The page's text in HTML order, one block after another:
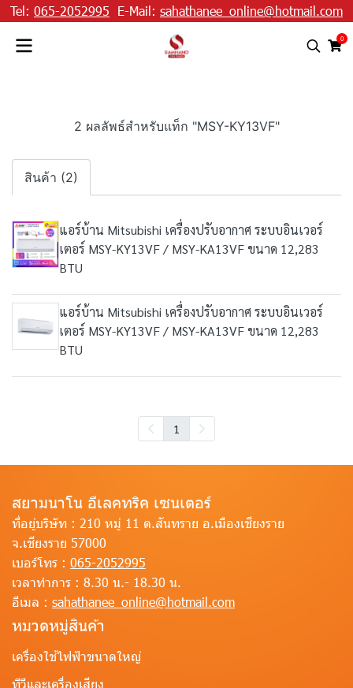
Tel: 065-2052995 E-Mail: sahathanee_online@hotmail.com
0
2 ผลลัพธ์สำหรับแท็ก "MSY-KY13VF"
สินค้า (2)
แอร์บ้าน Mitsubishi เครื่องปรับอากาศ ระบบอินเวอร์
เตอร์ MSY-KY13VF / MSY-KA13VF ขนาด 12,283
BTU
แอร์บ้าน Mitsubishi เครื่องปรับอากาศ ระบบอินเวอร์
เตอร์ MSY-KY13VF / MSY-KA13VF ขนาด 12,283
BTU
1
สยามนาโน อีเลคทริค เซนเตอร์
ที่อยู่บริษัท : 210 หมู่ 11 ต.สันทราย อ.เมืองเชียงราย
จ.เชียงราย 57000
เบอร์โทร : 065-2052995
เวลาทำการ : 8.30 น.- 18.30 น.
อีเมล : sahathanee_online@hotmail.com
หมวดหมู่สินค้า
เครื่องใช้ไฟฟ้าขนาดใหญ่
ทีวีและเครื่องเสียง